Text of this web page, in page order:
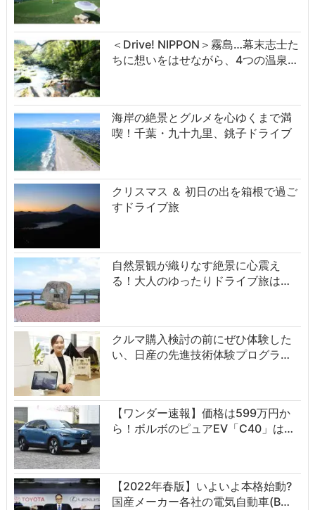
＜Drive! NIPPON＞霧島…幕末志士た
ちに想いをはせながら、4つの温泉…
海岸の絶景とグルメを心ゆくまで満
喫！千葉・九十九里、銚子ドライブ
クリスマス ＆ 初日の出を箱根で過ご
すドライブ旅
自然景観が織りなす絶景に心震え
る！大人のゆったりドライブ旅は…
クルマ購入検討の前にぜひ体験した
い、日産の先進技術体験プログラ…
【ワンダー速報】価格は599万円か
ら！ボルボのピュアEV「C40」は…
【2022年春版】いよいよ本格始動?
国産メーカー各社の電気自動車(B…